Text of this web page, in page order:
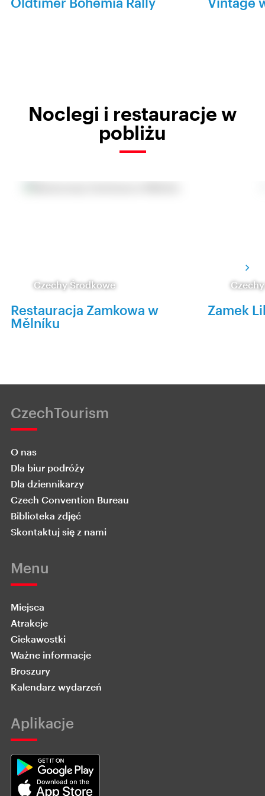
Noclegi i restauracje w
pobliżu
Czechy Środkowe
Restauracja Zamkowa w
Mělníku
Zamek
CzechTourism
O nas
Dla biur podróży
Dla dziennikarzy
Czech Convention Bureau
Biblioteka zdjęć
Skontaktuj się z nami
Menu
Miejsca
Atrakcje
Ciekawostki
Ważne informacje
Broszury
Kalendarz wydarzeń
Aplikacje